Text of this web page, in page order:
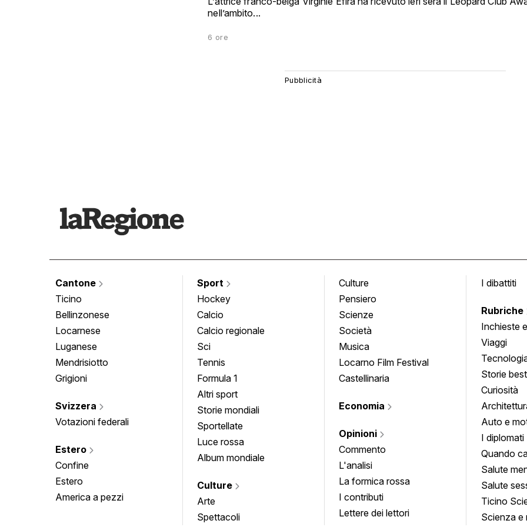
nell’ambito...
6 ore
Cantone
Ticino
Bellinzonese
Locarnese
Luganese
Mendrisiotto
Grigioni
Svizzera
Votazioni federali
Estero
Confine
Estero
America a pezzi
Sport
Hockey
Calcio
Calcio regionale
Sci
Tennis
Formula 1
Altri sport
Storie mondiali
Sportellate
Luce rossa
Album mondiale
Culture
Arte
Spettacoli
Culture
Pensiero
Scienze
Società
Musica
Locarno Film Festival
Castellinaria
Economia
Opinioni
Commento
L'analisi
La formica rossa
I contributi
Lettere dei lettori
I dibattiti
Rubriche
Inchieste e
Viaggi
Storie
Curiosità
Auto e
I diplomati
Quando
Salute
Salute
Ticino
Scienza e